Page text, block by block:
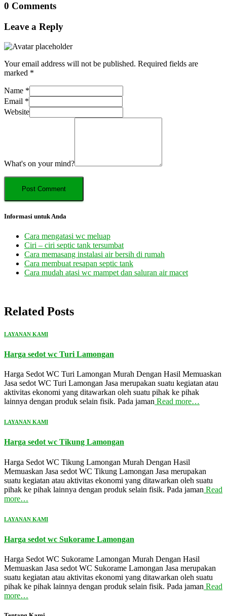
0 Comments
Leave a Reply
Your email address will not be published. Required fields are
marked *
Name *
Email *
Website
What's on your mind?
Informasi untuk Anda
Cara mengatasi wc meluap
Ciri – ciri septic tank tersumbat
Cara memasang instalasi air bersih di rumah
Cara membuat resapan septic tank
Cara mudah atasi wc mampet dan saluran air macet
Related Posts
LAYANAN KAMI
Harga sedot wc Turi Lamongan
Harga Sedot WC Turi Lamongan Murah Dengan Hasil Memuaskan
Jasa sedot WC Turi Lamongan Jasa merupakan suatu kegiatan atau
aktivitas ekonomi yang ditawarkan oleh suatu pihak ke pihak
lainnya dengan produk selain fisik. Pada jaman Read more…
LAYANAN KAMI
Harga sedot wc Tikung Lamongan
Harga Sedot WC Tikung Lamongan Murah Dengan Hasil
Memuaskan Jasa sedot WC Tikung Lamongan Jasa merupakan
suatu kegiatan atau aktivitas ekonomi yang ditawarkan oleh suatu
pihak ke pihak lainnya dengan produk selain fisik. Pada jaman Read
more…
LAYANAN KAMI
Harga sedot wc Sukorame Lamongan
Harga Sedot WC Sukorame Lamongan Murah Dengan Hasil
Memuaskan Jasa sedot WC Sukorame Lamongan Jasa merupakan
suatu kegiatan atau aktivitas ekonomi yang ditawarkan oleh suatu
pihak ke pihak lainnya dengan produk selain fisik. Pada jaman Read
more…